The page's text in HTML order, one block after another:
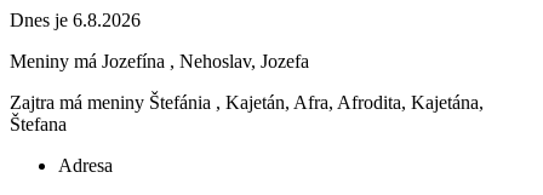
Dnes je 6.8.2026
Meniny má Jozefína , Nehoslav, Jozefa
Zajtra má meniny Štefánia , Kajetán, Afra, Afrodita, Kajetána,
Štefana
Adresa